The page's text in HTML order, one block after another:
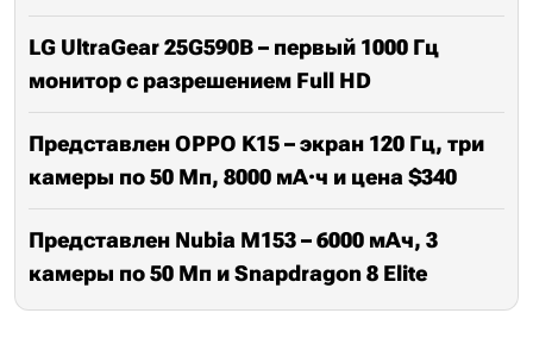
LG UltraGear 25G590B – первый 1000 Гц
монитор с разрешением Full HD
Представлен OPPO K15 – экран 120 Гц, три
камеры по 50 Мп, 8000 мА·ч и цена $340
Представлен Nubia M153 – 6000 мАч, 3
камеры по 50 Мп и Snapdragon 8 Elite